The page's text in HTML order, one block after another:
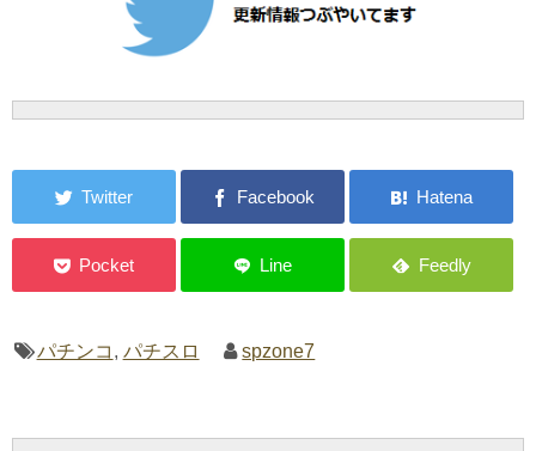
パチンコ , パチスロ spzone7